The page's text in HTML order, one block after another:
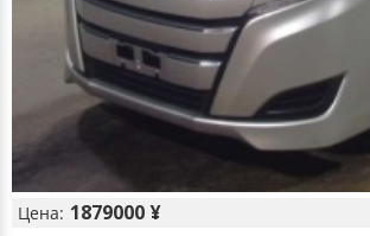
Цена: 1879000 ¥